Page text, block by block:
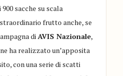
sacche su scala
frutto anche, se
diAVIS Nazionale,
ha realizzato un’apposita
con una serie di scatti